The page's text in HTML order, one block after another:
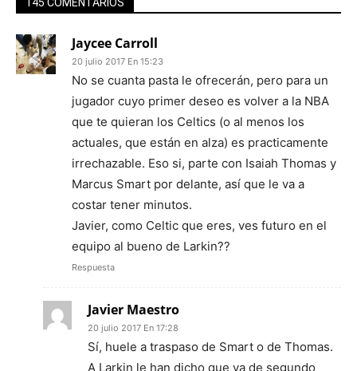
Jaycee Carroll
20 julio 2017 En 15:23
No se cuanta pasta le ofrecerán, pero para un
jugador cuyo primer deseo es volver a la NBA
que te quieran los Celtics (o al menos los
actuales, que están en alza) es practicamente
irrechazable. Eso si, parte con Isaiah Thomas y
Marcus Smart por delante, así que le va a
costar tener minutos.
Javier, como Celtic que eres, ves futuro en el
equipo al bueno de Larkin??
Respuesta
Javier Maestro
20 julio 2017 En 17:28
Sí, huele a traspaso de Smart o de Thomas.
A Larkin le han dicho que va de segundo